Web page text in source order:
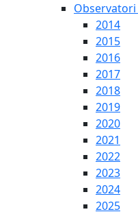
2014
2015
2016
2017
2018
2019
2020
2021
2022
2023
2024
2025